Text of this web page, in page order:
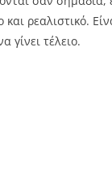
ρεαλιστικό.
γίνει τέλειο.